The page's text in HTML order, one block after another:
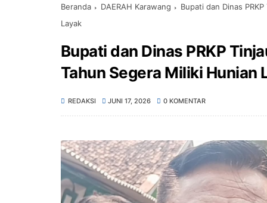
Beranda DAERAH Karawang
Bupati dan Dinas
Layak
Bupati dan Dinas PRKP
Tahun Segera Miliki Hunian
REDAKSI JUNI 17, 2026 0 KOMENTAR